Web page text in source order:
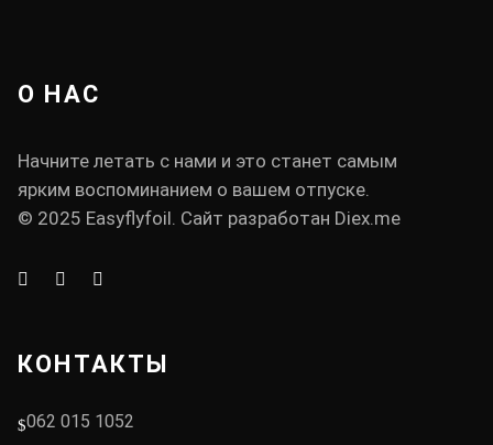
О НАС
Начните летать с нами и это станет самым
ярким воспоминанием о вашем отпуске.
© 2025 Easyflyfoil. Сайт разработан Diex.me
КОНТАКТЫ
062 015 1052